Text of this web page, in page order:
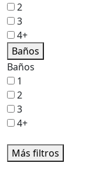
2
3
4+
Baños
Baños
1
2
3
4+
Más filtros